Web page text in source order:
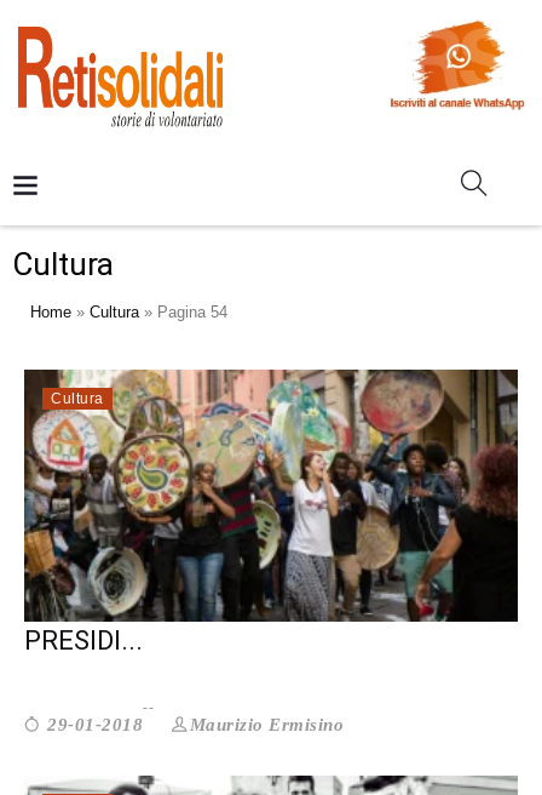
Cultura
Home » Cultura» Pagina 54
Cultura
CANTIERI METICCI: L’ARTE COME
PRESIDI...
29-01-2018 Maurizio Ermisino